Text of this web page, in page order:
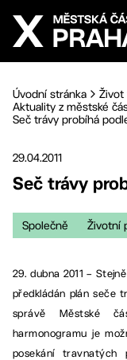
Přejít na hlavní
Úvodní stránka Život
Aktuality z městské
Seč trávy probíhá
29.04.2011
Seč trávy
Společně Životní
29. dubna 2011 –
předkládán plán seče
správě Městské
harmonogramu je
posekání travnatých